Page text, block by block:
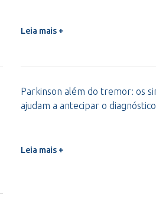
Leia mais +
Parkinson além do tremor: os
ajudam a antecipar o diagnóstico
Leia mais +